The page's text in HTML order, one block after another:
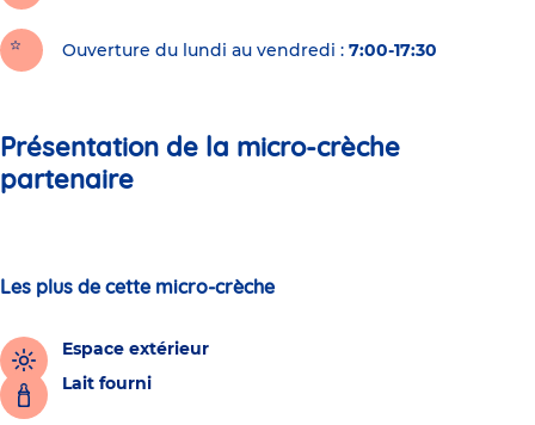
Ouverture du lundi au vendredi : 7:00-17:30
Présentation de la micro-crèche
partenaire
Les plus de cette micro-crèche
Espace extérieur
Lait fourni